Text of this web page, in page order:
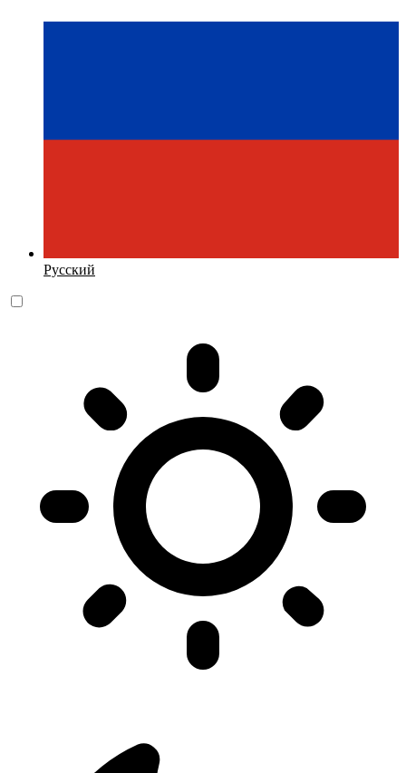
Русский